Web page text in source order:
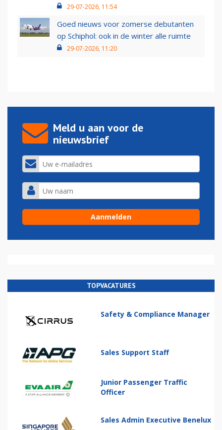
29-07-2026, 11:54
Goed nieuws voor zomerse debutanten
op Schiphol: ook in de winter alle ruimte
29-07-2026, 11:20
Meld u aan voor de
nieuwsbrief
TOPVACATURES
Safety & Compliance Manager
Sales Support Staff
Junior Passenger Traffic
Officer
Sales Admin Executive Benelux